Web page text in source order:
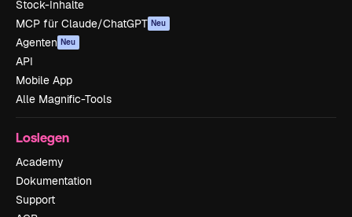
Stock-Inhalte
MCP für Claude/ChatGPT Neu
Agenten Neu
API
Mobile App
Alle Magnific-Tools
Loslegen
Academy
Dokumentation
Support